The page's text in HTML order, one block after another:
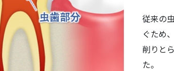
従来の
ぐため
削りと
た。